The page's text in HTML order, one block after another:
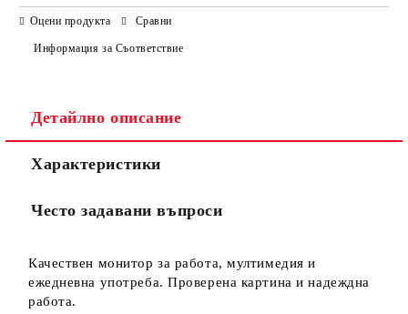
САМО ПОПЪЛНЕТЕ 3 ПОЛЕТА
Оцени продукта Сравни
Информация за Съответствие
Детайлно описание
Характеристики
Често задавани въпроси
Качествен монитор за работа, мултимедия и
ежедневна употреба. Проверена картина и надеждна
работа.